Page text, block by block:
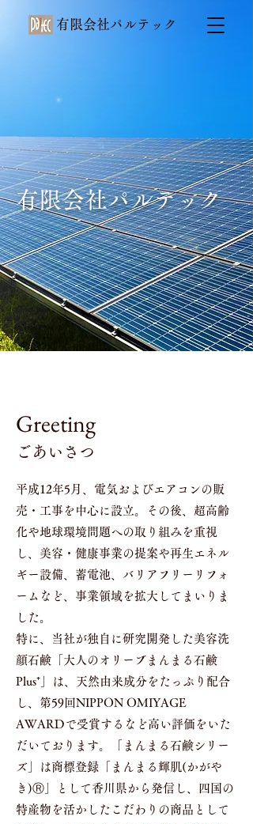
有限会社パルテック
有限会社パルテック
Greeting
ごあいさつ
平成12年5月、電気およびエアコンの販
売・工事を中心に設立。その後、超高齢
化や地球環境問題への取り組みを重視
し、美容・健康事業の提案や再生エネル
ギー設備、蓄電池、バリアフリーリフォ
ームなど、事業領域を拡大してまいりま
した。
特に、当社が独自に研究開発した美容洗
顔石鹸「大人のオリーブまんまる石鹸
Plus⁺」は、天然由来成分をたっぷり配合
し、第59回NIPPON OMIYAGE
AWARDで受賞するなど高い評価をいた
だいております。「まんまる石鹸シリー
ズ」は商標登録「まんまる輝肌(かがや
き)Ⓡ 」として香川県から発信し、四国の
特産物を活かしたこだわりの商品として